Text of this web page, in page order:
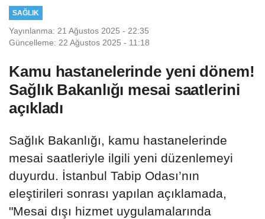
SAĞLIK
Yayınlanma: 21 Ağustos 2025 - 22:35
Güncelleme: 22 Ağustos 2025 - 11:18
Kamu hastanelerinde yeni dönem!
Sağlık Bakanlığı mesai saatlerini
açıkladı
Sağlık Bakanlığı, kamu hastanelerinde
mesai saatleriyle ilgili yeni düzenlemeyi
duyurdu. İstanbul Tabip Odası’nın
eleştirileri sonrası yapılan açıklamada,
"Mesai dışı hizmet uygulamalarında